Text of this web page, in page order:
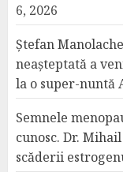
6, 2026
Ștefan
neașteptată a
la o super-nuntă
Semnele
cunosc. Dr.
scăderii